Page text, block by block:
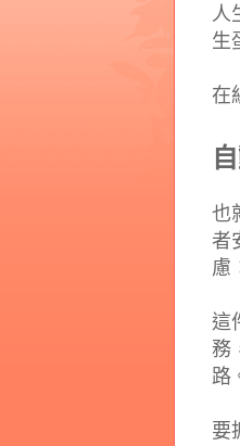
人
生
在
也
者
慮
這
務
路
要